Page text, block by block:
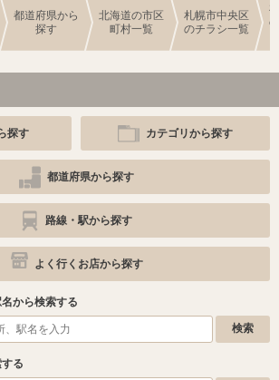
都道府県から
探す
北海道の市区
町村一覧
札幌市中央区
のチラシ一覧
探す カテゴリから探す
都道府県から探す
路線・駅から探す
よく行くお店から探す
から検索する
る